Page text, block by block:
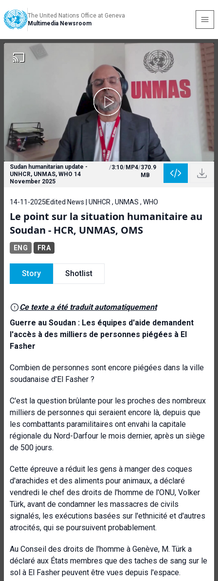
The United Nations Office at Geneva
Multimedia Newsroom
Sudan humanitarian update -
UNHCR, UNMAS, WHO 14
November 2025
/3:10/MP4/370.9
MB
14-11-2025 Edited News | UNHCR , UNMAS , WHO
Le point sur la situation humanitaire au
Soudan - HCR, UNMAS, OMS
ENG FRA
Story Shotlist
Ce texte a été traduit automatiquement
Guerre au Soudan : Les équipes d'aide demandent
l'accès à des milliers de personnes piégées à El
Fasher
Combien de personnes sont encore piégées dans la ville
soudanaise d'El Fasher ?
C'est la question brûlante pour les proches des nombreux
milliers de personnes qui seraient encore là, depuis que
les combattants paramilitaires ont envahi la capitale
régionale du Nord-Darfour le mois dernier, après un siège
de 500 jours.
Cette épreuve a réduit les gens à manger des coques
d'arachides et des aliments pour animaux, a déclaré
vendredi le chef des droits de l'homme de l'ONU, Volker
Türk, avant de condamner les massacres de civils
signalés, les exécutions basées sur l'ethnicité et d'autres
atrocités, qui se poursuivent probablement.
Au Conseil des droits de l'homme à Genève, M. Türk a
déclaré aux États membres que des taches de sang sur le
sol à El Fasher peuvent être vues depuis l'espace.